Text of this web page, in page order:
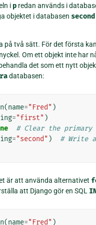
i p redan används i
objektet i databasen second
på två sätt. För det första
Om ett objekt inte har
det som ett nytt
databasen:
(name="Fred" )
="first" )
# Clear the primary
="second" )
# Write
är att använda alternativet
att Django gör en SQL
(name="Fred" )